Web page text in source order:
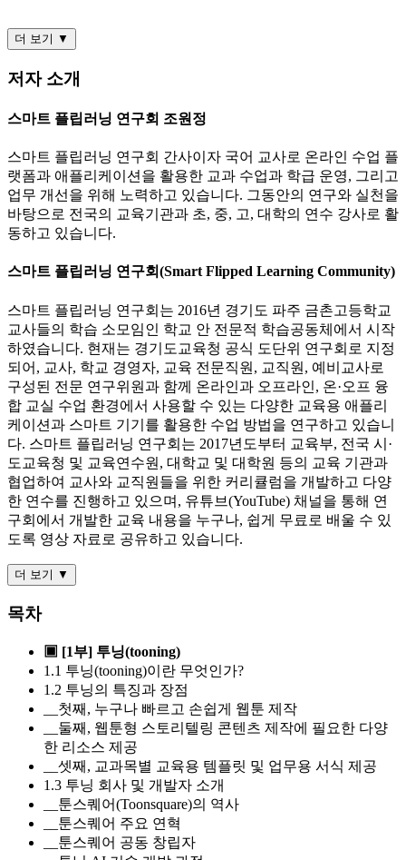
더 보기 ▼
저자 소개
스마트 플립러닝 연구회 조원정
스마트 플립러닝 연구회 간사이자 국어 교사로 온라인 수업 플
랫폼과 애플리케이션을 활용한 교과 수업과 학급 운영, 그리고
업무 개선을 위해 노력하고 있습니다. 그동안의 연구와 실천을
바탕으로 전국의 교육기관과 초, 중, 고, 대학의 연수 강사로 활
동하고 있습니다.
스마트 플립러닝 연구회(Smart Flipped Learning Community)
스마트 플립러닝 연구회는 2016년 경기도 파주 금촌고등학교
교사들의 학습 소모임인 학교 안 전문적 학습공동체에서 시작
하였습니다. 현재는 경기도교육청 공식 도단위 연구회로 지정
되어, 교사, 학교 경영자, 교육 전문직원, 교직원, 예비교사로
구성된 전문 연구위원과 함께 온라인과 오프라인, 온·오프 융
합 교실 수업 환경에서 사용할 수 있는 다양한 교육용 애플리
케이션과 스마트 기기를 활용한 수업 방법을 연구하고 있습니
다. 스마트 플립러닝 연구회는 2017년도부터 교육부, 전국 시·
도교육청 및 교육연수원, 대학교 및 대학원 등의 교육 기관과
협업하여 교사와 교직원들을 위한 커리큘럼을 개발하고 다양
한 연수를 진행하고 있으며, 유튜브(YouTube) 채널을 통해 연
구회에서 개발한 교육 내용을 누구나, 쉽게 무료로 배울 수 있
도록 영상 자료로 공유하고 있습니다.
더 보기 ▼
목차
▣ [1부] 투닝(tooning)
1.1 투닝(tooning)이란 무엇인가?
1.2 투닝의 특징과 장점
__첫째, 누구나 빠르고 손쉽게 웹툰 제작
__둘째, 웹툰형 스토리텔링 콘텐츠 제작에 필요한 다양
한 리소스 제공
__셋째, 교과목별 교육용 템플릿 및 업무용 서식 제공
1.3 투닝 회사 및 개발자 소개
__툰스퀘어(Toonsquare)의 역사
__툰스퀘어 주요 연혁
__툰스퀘어 공동 창립자